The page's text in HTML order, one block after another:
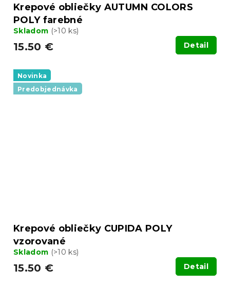
Krepové obliečky AUTUMN COLORS
POLY farebné
Skladom (>10 ks)
15.50 € Detail
Novinka
Predobjednávka
Krepové obliečky CUPIDA POLY
vzorované
Skladom (>10 ks)
15.50 € Detail